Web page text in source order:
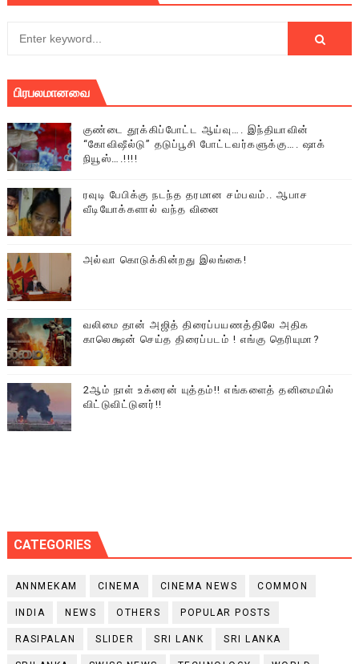
பிரபலமானவை
குண்டை தூக்கிப்போட்ட ஆய்வு…. இந்தியாவின்
“கோவிஷீல்டு” தடுப்பூசி போட்டவர்களுக்கு…. ஷாக்
நியூஸ்….!!!!
ரவுடி பேபிக்கு நடந்த தரமான சம்பவம்.. ஆபாச
வீடியோக்களால் வந்த வினை
அல்வா கொடுக்கின்றது இலங்கை!
வலிமை தான் அஜித் திரைப்பயணத்திலே அதிக
காலெக்ஷன் செய்த திரைப்படம் ! எங்கு தெரியுமா?
2ஆம் நாள் உக்ரைன் யுத்தம்!! எங்களைத் தனிமையில்
விட்டுவிட்டுனர்!!
CATEGORIES
ANNMEKAM CINEMA CINEMA NEWS COMMON
INDIA NEWS OTHERS POPULAR POSTS
RASIPALAN SLIDER SRI LANK SRI LANKA